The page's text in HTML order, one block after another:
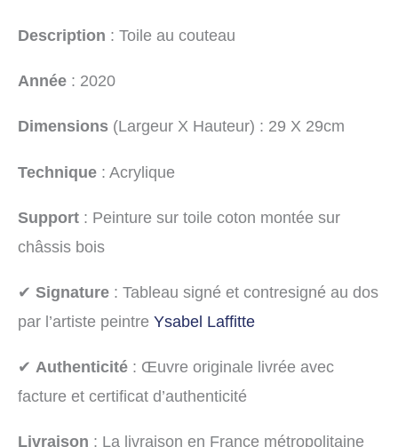
Description : Toile au couteau
Année : 2020
Dimensions (Largeur X Hauteur) : 29 X 29cm
Technique : Acrylique
Support : Peinture sur toile coton montée sur
châssis bois
✔ Signature : Tableau signé et contresigné au dos
par l’artiste peintre Ysabel Laffitte
✔ Authenticité : Œuvre originale livrée avec
facture et certificat d’authenticité
Livraison : La livraison en France métropolitaine